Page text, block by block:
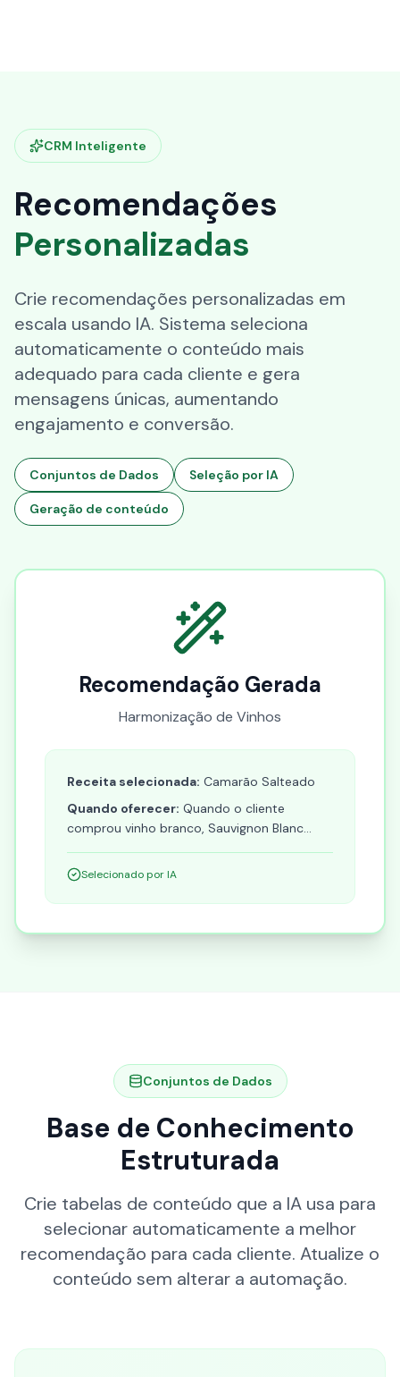
CRM Inteligente
Recomendações
Personalizadas
Crie recomendações personalizadas em
escala usando IA. Sistema seleciona
automaticamente o conteúdo mais
adequado para cada cliente e gera
mensagens únicas, aumentando
engajamento e conversão.
Conjuntos de Dados Seleção por IA
Geração de conteúdo
Recomendação Gerada
Harmonização de Vinhos
Receita selecionada: Camarão Salteado
Quando oferecer: Quando o cliente
comprou vinho branco, Sauvignon Blanc...
Selecionado por IA
Conjuntos de Dados
Base de Conhecimento
Estruturada
Crie tabelas de conteúdo que a IA usa para
selecionar automaticamente a melhor
recomendação para cada cliente. Atualize o
conteúdo sem alterar a automação.